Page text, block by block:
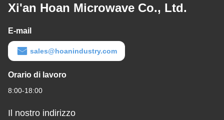
Xi'an Hoan Microwave Co., Ltd.
E-mail
sales@hoanindustry.com
Orario di lavoro
8:00-18:00
Il nostro indirizzo